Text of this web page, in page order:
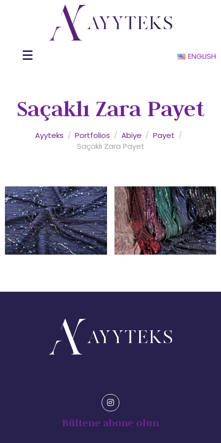
ENGLISH
Saçaklı Zara Payet
Ayyteks / Portfolios / Abiye / Payet /
Saçaklı Zara Payet
Bültene abone olun